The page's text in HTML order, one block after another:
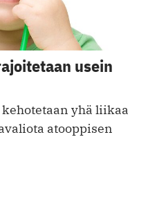
usein
yhä liikaa
atooppisen